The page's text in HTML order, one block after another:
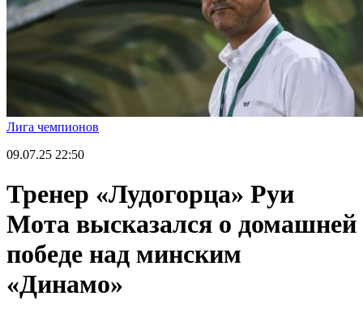
Лига чемпионов
09.07.25 22:50
Тренер «Лудогорца» Руи
Мота высказался о домашней
победе над минским
«Динамо»